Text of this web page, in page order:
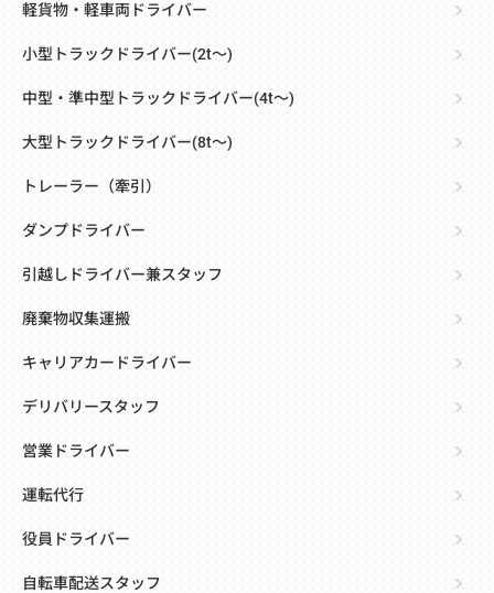
軽貨物・軽車両ドライバー
小型トラックドライバー(2t～)
中型・準中型トラックドライバー(4t～)
大型トラックドライバー(8t～)
トレーラー（牽引）
ダンプドライバー
引越しドライバー兼スタッフ
廃棄物収集運搬
キャリアカードライバー
デリバリースタッフ
営業ドライバー
運転代行
役員ドライバー
自転車配送スタッフ